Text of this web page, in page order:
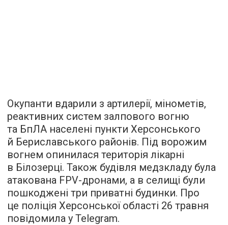
Окупанти вдарили з артилерії, мінометів,
реактивних систем залпового вогню
та БпЛА населені пункти Херсонського
й Бериславського районів. Під ворожим
вогнем опинилася територія лікарні
в Білозерці. Також будівля медзкладу була
атакована FPV-дронами, а в селищі були
пошкоджені три приватні будинки. Про
це поліція Херсонської області 26 травня
повідомила у Telegram.